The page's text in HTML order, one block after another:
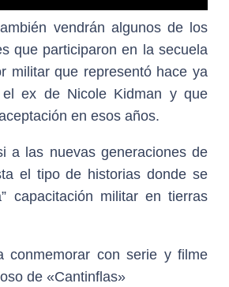
vendrán algunos de los
que participaron en la secuela
militar que representó hace ya
el ex de Nicole Kidman y que
en esos años.
a las nuevas generaciones de
el tipo de historias donde se
capacitación militar en tierras
conmemorar con serie y filme
de «Cantinflas»